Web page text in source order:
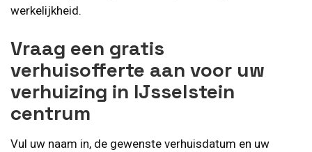
werkelijkheid.
Vraag een gratis
verhuisofferte aan voor uw
verhuizing in IJsselstein
centrum
Vul uw naam in, de gewenste verhuisdatum en uw